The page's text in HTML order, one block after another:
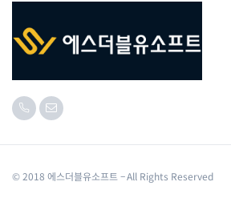
© 2018 에스더블유소프트 – All Rights Reserved